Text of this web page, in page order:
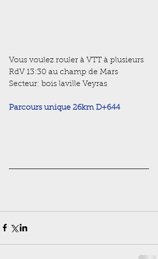
Vous voulez rouler à VTT à plusieurs
RdV 13:30 au champ de Mars
Secteur: bois laville Veyras
Parcours unique 26km D+644